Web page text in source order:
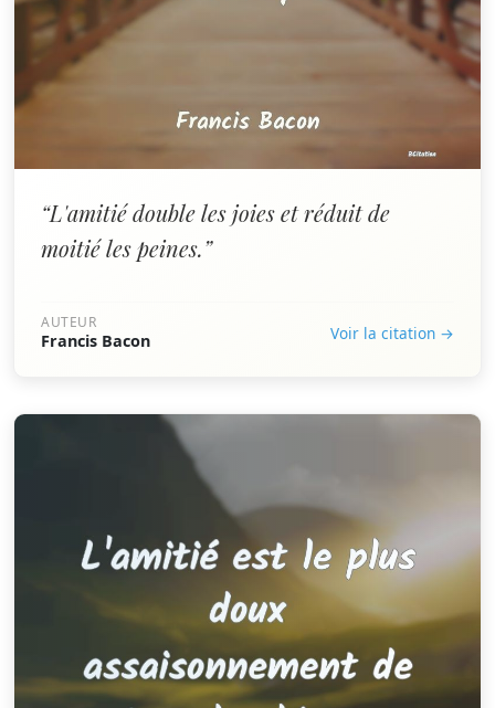
“L'amitié double les joies et réduit de
moitié les peines.”
AUTEUR
Francis Bacon Voir la citation →